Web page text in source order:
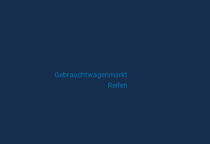
Gebrauchtwagenmarkt
Reifen